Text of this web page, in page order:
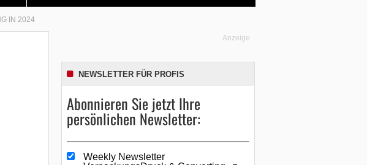
IN 2024
Anzeige
NEWSLETTER FÜR PROFIS
Abonnieren Sie jetzt Ihre
persönlichen Newsletter:
Weekly Newsletter